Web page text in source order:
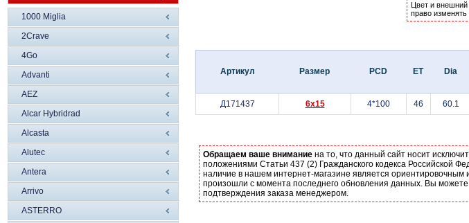
1000 Miglia
2Crave
4Go
Advanti
AEZ
Alcar Hybridrad
Alcasta
Alutec
Antera
Arrivo
ASTERRO
Цвет и внешний
право изменять
Артикул Размер PCD ET Dia
Д171437 6x15 4*100 46 60.1
Обращаем ваше внимание на то, что данный сайт носит
положениями Статьи 437 (2) Гражданского кодекса Российской
наличие в нашем интернет-магазине является ориентировочным
произошли с момента последнего обновления данных. Вы можете
подтверждения заказа менеджером.